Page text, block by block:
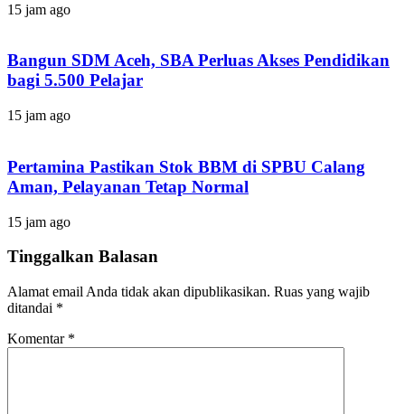
15 jam ago
Bangun SDM Aceh, SBA Perluas Akses Pendidikan
bagi 5.500 Pelajar
15 jam ago
Pertamina Pastikan Stok BBM di SPBU Calang
Aman, Pelayanan Tetap Normal
15 jam ago
Tinggalkan Balasan
Alamat email Anda tidak akan dipublikasikan. Ruas yang wajib
ditandai *
Komentar *